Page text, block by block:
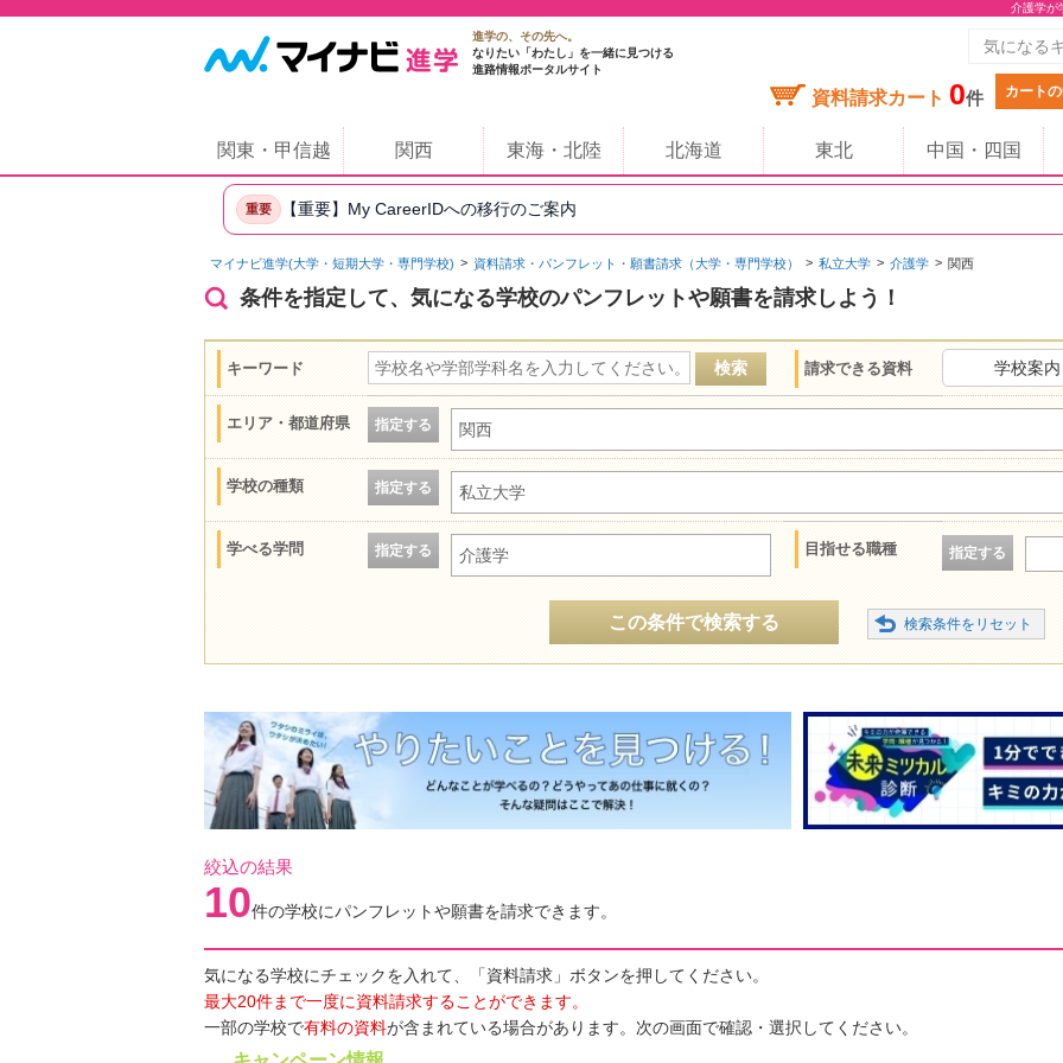
介護学が
進学の、その先へ。
なりたい「わたし」を一緒に見つける
進路情報ポータルサイト
資料請求カート 0件 カート
関東・甲信越 関西 東海・北陸 北海道 東北 中国・四国
重要 【重要】My CareerIDへの移行のご案内
マイナビ進学(大学・短期大学・専門学校) 資料請求・パンフレット・願書請求（大学・専門学校） 私立大学 介護学 関西
条件を指定して、気になる学校のパンフレットや願書を請求しよう！
キーワード 請求できる資料 学校案内
エリア・都道府県 指定する 関西
学校の種類 指定する 私立大学
学べる学問 指定する 介護学 目指せる職種 指定する
この条件で検索する
絞込の結果
10件の学校にパンフレットや願書を請求できます。
気になる学校にチェックを入れて、「資料請求」ボタンを押してください。
最大20件まで一度に資料請求することができます。
一部の学校で有料の資料が含まれている場合があります。次の画面で確認・選択してください。